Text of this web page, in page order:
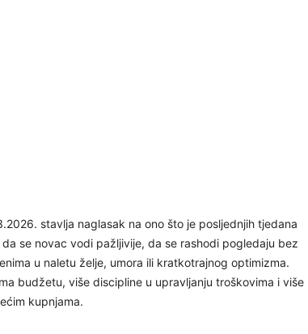
stavlja naglasak na ono što je posljednjih tjedana
se novac vodi pažljivije, da se rashodi pogledaju bez
u naletu želje, umora ili kratkotrajnog optimizma.
budžetu, više discipline u upravljanju troškovima i više
kupnjama.